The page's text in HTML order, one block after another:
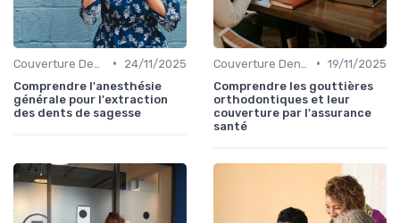
•
24/11/2025
Comprendre l'anesthésie
générale pour l'extraction
des dents de sagesse
• 19/11/2025
Comprendre les gouttières
orthodontiques et leur
couverture par l'assurance
santé